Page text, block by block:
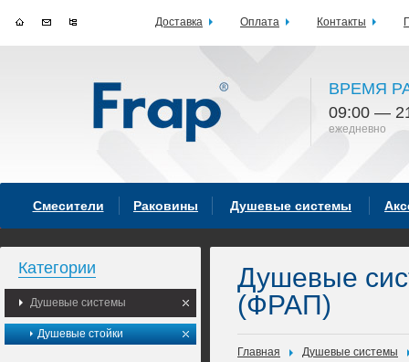
ВРЕМЯ
09:00 —
ежедневно
Смесители Раковины Душевые системы
Категории
Душевые системы
Душевые стойки
Душевые
(ФРАП)
Главная Душевые системы
Доставка Оплата Контакты